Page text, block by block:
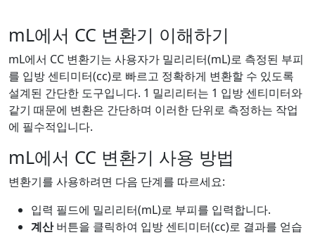
mL에서 CC 변환기 이해하기
mL에서 CC 변환기는 사용자가 밀리리터(mL)로 측정된 부피
를 입방 센티미터(cc)로 빠르고 정확하게 변환할 수 있도록
설계된 간단한 도구입니다. 1 밀리리터는 1 입방 센티미터와
같기 때문에 변환은 간단하며 이러한 단위로 측정하는 작업
에 필수적입니다.
mL에서 CC 변환기 사용 방법
변환기를 사용하려면 다음 단계를 따르세요:
입력 필드에 밀리리터(mL)로 부피를 입력합니다.
계산버튼을 클릭하여 입방 센티미터(cc)로 결과를 얻습